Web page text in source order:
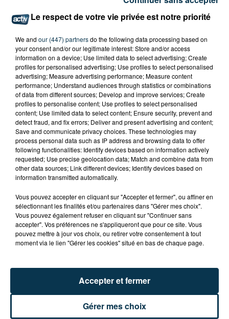
L’ASSE RÉDUIT FACE À SOCHAUX, UNE
PREMIÈRE VICTOIRE POUR NOS VERTS ?
Le respect de votre vie privée est notre priorité
We and our (447) partnersdo the following data processing based on
your consent and/or our legitimate interest: Store and/or access
information on a device; Use limited data to select advertising; Create
profiles for personalised advertising; Use profiles to select personalised
advertising; Measure advertising performance; Measure content
performance; Understand audiences through statistics or combinations
of data from different sources; Develop and improve services; Create
profiles to personalise content; Use profiles to select personalised
content; Use limited data to select content; Ensure security, prevent and
detect fraud, and fix errors; Deliver and present advertising and content;
Save and communicate privacy choices. These technologies may
process personal data such as IP address and browsing data to offer
following functionalities: Identify devices based on information actively
requested; Use precise geolocation data; Match and combine data from
other data sources; Link different devices; Identify devices based on
information transmitted automatically.
Vous pouvez accepter en cliquant sur "Accepter et fermer", ou affiner en
sélectionnant les finalités et/ou partenaires dans "Gérer mes choix".
Vous pouvez également refuser en cliquant sur "Continuer sans
accepter". Vos préférences ne s'appliqueront que pour ce site. Vous
pouvez mettre à jour vos choix, ou retirer votre consentement à tout
moment via le lien "Gérer les cookies" situé en bas de chaque page.
Gérer mes choix
Accepter et fermer